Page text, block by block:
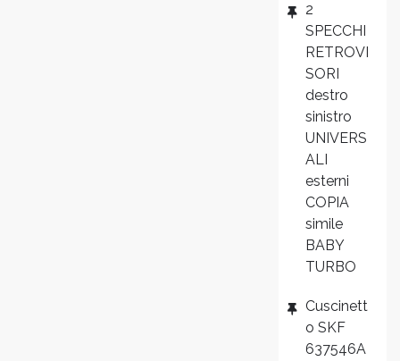
2
SPECCHI
RETROVI
SORI
destro
sinistro
UNIVERS
ALI
esterni
COPIA
simile
BABY
TURBO
Cuscinett
o SKF
637546A